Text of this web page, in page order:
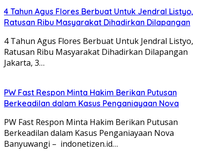
4 Tahun Agus Flores Berbuat Untuk Jendral Listyo,
Ratusan Ribu Masyarakat Dihadirkan Dilapangan
4 Tahun Agus Flores Berbuat Untuk Jendral Listyo,
Ratusan Ribu Masyarakat Dihadirkan Dilapangan
Jakarta, 3…
PW Fast Respon Minta Hakim Berikan Putusan
Berkeadilan dalam Kasus Penganiayaan Nova
PW Fast Respon Minta Hakim Berikan Putusan
Berkeadilan dalam Kasus Penganiayaan Nova
Banyuwangi – indonetizen.id…